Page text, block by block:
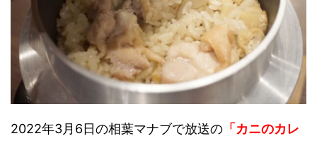
2022年3月6日の相葉マナブで放送の 「カニのカレ